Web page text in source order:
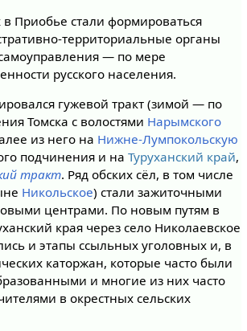
в Приобье стали формироваться
территориальные органы
— по мере
русского населения.
гужевой тракт (зимой — по
Томска с волостями Нарымского
из него на Нижне-Лумпокольскую
подчинения и на Туруханский край,
тракт. Ряд обских сёл, в том числе
Никольское) стали зажиточными
центрами. По новым путям в
края через село Николаевское
и этапы ссыльных уголовных и, в
каторжан, которые часто были
и многие из них часто
в окрестных сельских